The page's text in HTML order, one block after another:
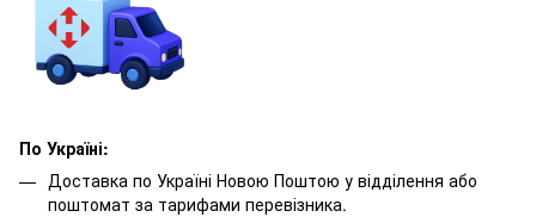
По Україні:
Доставка по Україні Новою Поштою у відділення або
поштомат за тарифами перевізника.